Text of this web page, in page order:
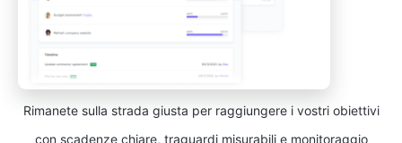
Rimanete sulla strada giusta per raggiungere i vostri obiettivi
con scadenze chiare, traguardi misurabili e monitoraggio